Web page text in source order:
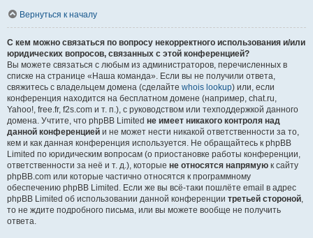
Вернуться к началу
С кем можно связаться по вопросу некорректного использования и/или
юридических вопросов, связанных с этой конференцией?
Вы можете связаться с любым из администраторов, перечисленных в
списке на странице «Наша команда». Если вы не получили ответа,
свяжитесь с владельцем домена (сделайте whois lookup) или, если
конференция находится на бесплатном домене (например, chat.ru,
Yahoo!, free.fr, f2s.com и т. п.), с руководством или техподдержкой данного
домена. Учтите, что phpBB Limited не имеет никакого контроля над
данной конференцией и не может нести никакой ответственности за то,
кем и как данная конференция используется. Не обращайтесь к phpBB
Limited по юридическим вопросам (о приостановке работы конференции,
ответственности за неё и т. д.), которые не относятся напрямую к сайту
phpBB.com или которые частично относятся к программному
обеспечению phpBB Limited. Если же вы всё-таки пошлёте email в адрес
phpBB Limited об использовании данной конференции третьей стороной,
то не ждите подробного письма, или вы можете вообще не получить
ответа.